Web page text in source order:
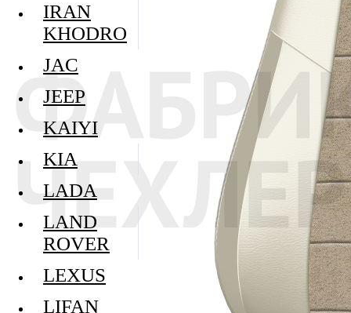
IRAN
KHODRO
JAC
JEEP
KAIYI
KIA
LADA
LAND
ROVER
LEXUS
LIFAN